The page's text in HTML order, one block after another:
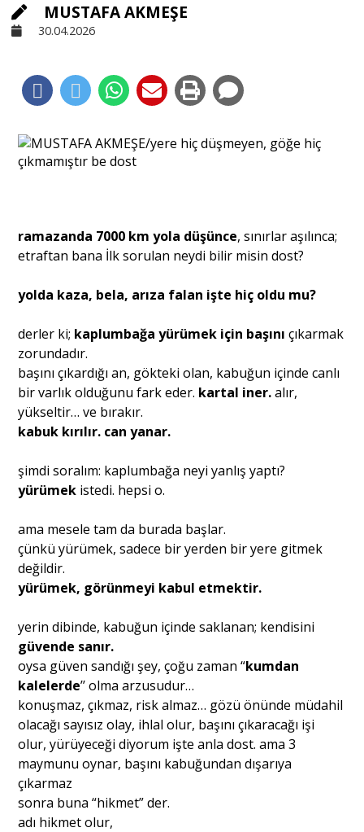
Söyleşi
Yazı Dizisi
Sağlık
MUSTAFA AKMEŞE
30.04.2026
ramazanda 7000 km yola düşünce, sınırlar aşılınca;
etraftan bana İlk sorulan neydi bilir misin dost?
yolda kaza, bela, arıza falan işte hiç oldu mu?
derler ki; kaplumbağa yürümek için başını çıkarmak
zorundadır.
başını çıkardığı an, gökteki olan, kabuğun içinde canlı
bir varlık olduğunu fark eder. kartal iner.alır,
yükseltir… ve bırakır.
kabuk kırılır. can yanar.
şimdi soralım: kaplumbağa neyi yanlış yaptı?
yürümek istedi. hepsi o.
ama mesele tam da burada başlar.
çünkü yürümek, sadece bir yerden bir yere gitmek
değildir.
yürümek, görünmeyi kabul etmektir.
yerin dibinde, kabuğun içinde saklanan; kendisini
güvende sanır.
oysa güven sandığı şey, çoğu zaman “kumdan
kalelerde’’ olma arzusudur…
konuşmaz, çıkmaz, risk almaz… gözü önünde müdahil
olacağı sayısız olay, ihlal olur, başını çıkaracağı işi
olur, yürüyeceği diyorum işte anla dost. ama 3
maymunu oynar, başını kabuğundan dışarıya
çıkarmaz
sonra buna “hikmet” der.
adı hikmet olur,